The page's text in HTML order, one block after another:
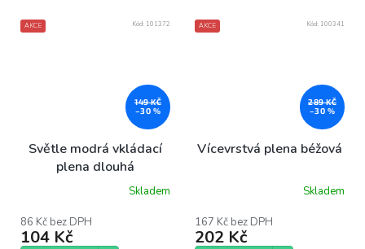
AKCE
149 KČ
–30 %
Světle modrá vkládací
plena dlouhá
Skladem
86 Kč bez DPH
104 Kč
Kód: 101372 AKCE
289 KČ
–30 %
Vícevrstvá plena béžová
Skladem
167 Kč bez DPH
202 Kč
Kód: 100341